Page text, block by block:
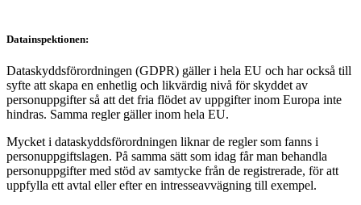
Datainspektionen:
Dataskyddsförordningen (GDPR) gäller i hela EU och har också till
syfte att skapa en enhetlig och likvärdig nivå för skyddet av
personuppgifter så att det fria flödet av uppgifter inom Europa inte
hindras. Samma regler gäller inom hela EU.
Mycket i dataskyddsförordningen liknar de regler som fanns i
personuppgiftslagen. På samma sätt som idag får man behandla
personuppgifter med stöd av samtycke från de registrerade, för att
uppfylla ett avtal eller efter en intresseavvägning till exempel.